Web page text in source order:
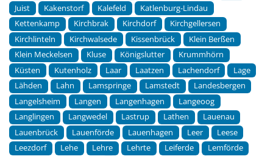
Juist
Kakenstorf Kalefeld
Katlenburg-Lindau
Kettenkamp
Kirchbrak Kirchdorf
Kirchgellersen
Kirchlinteln
Kirchwalsede Kissenbrück
Klein Berßen
Klein Meckelsen
Kluse Königslutter
Krummhörn
Küsten
Kutenholz Laar Laatzen Lachendorf
Lage
Lähden
Lahn Lamspringe Lamstedt
Landesbergen
Langelsheim
Langen Langenhagen
Langeoog
Langlingen
Langwedel Lastrup Lathen
Lauenau
Lauenbrück
Lauenförde Lauenhagen Leer
Leese
Leezdorf
Lehe Lehre Lehrte Leiferde
Lemförde